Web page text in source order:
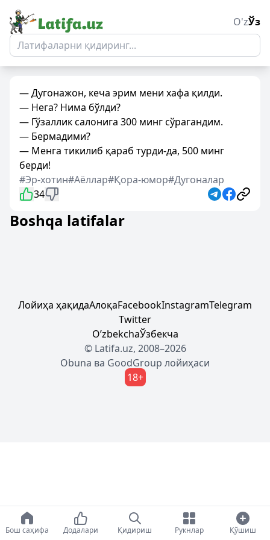
O'zЎз
— Дугонажон, кеча эрим мени хафа қилди.
— Нега? Нима бўлди?
— Гўзаллик салонига 300 минг сўрагандим.
— Бермадими?
— Менга тикилиб қараб турди-да, 500 минг
берди!
#Эр-хотин#Аёллар#Қора-юмор#Дугоналар
34
Boshqa latifalar
Лойиҳа ҳақидаАлоқаFacebookInstagramTelegram
Twitter
OʼzbekchaЎзбекча
© Latifa.uz, 2008–2026
Obuna ва GoodGroup лойиҳаси
18+
Бош саҳифа Додалари Қидириш Рукнлар Қўшиш